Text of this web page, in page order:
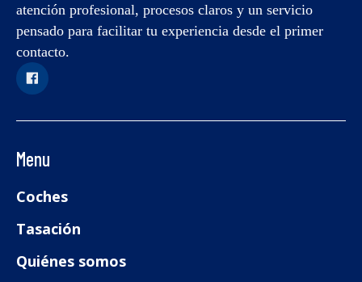
atención profesional, procesos claros y un servicio
pensado para facilitar tu experiencia desde el primer
contacto.
Menu
Coches
Tasación
Quiénes somos